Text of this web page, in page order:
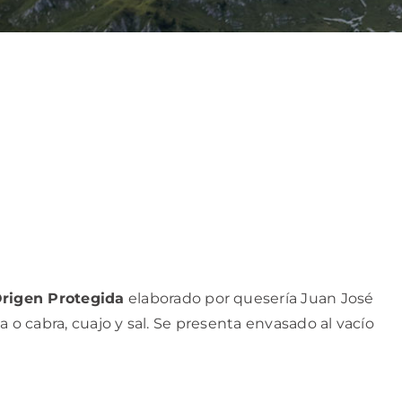
Protegida elaborado por quesería Juan José
o cabra, cuajo y sal. Se presenta envasado al vacío